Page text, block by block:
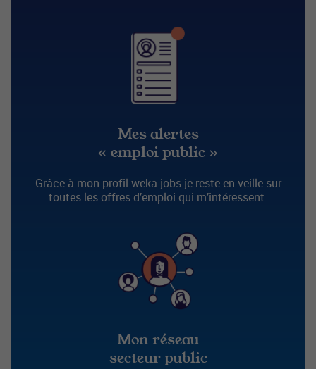
Mes alertes
« emploi public »
Grâce à mon profil weka.jobs je reste en veille sur
toutes les offres d’emploi qui m’intéressent.
Mon réseau
secteur public